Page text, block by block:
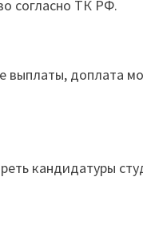
согласно ТК РФ.
выплаты, доплата
кандидатуры